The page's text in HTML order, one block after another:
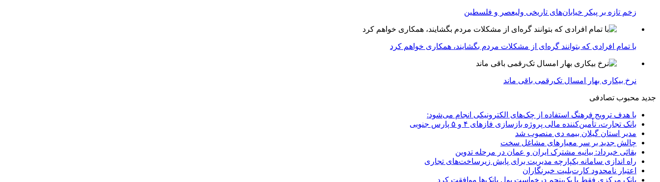
زخم تازه بر پیکر خیابان‌های تاریخی ولیعصر و فلسطین
با تمام افرادی که بتوانند گره‌ای از مشکلات مردم بگشایند، همکاری خواهم کرد
نرخ بیکاری بهار امسال تک‌رقمی باقی ماند
جدید محبوب تصادفی
با هدف ترویج فرهنگ استفاده از چک‌های الکترونیکی انجام می‌شود:
بانک تجارت، تأمین‌کننده مالی پروژه بازسازی فازهای ۴ و ۵ پارس جنوبی
مدیر استان گیلان بیمه دی منصوب شد
چالش جدید بر سر معیارهای مشاغل سخت
بقائی خبرداد: بیانیه مشترک ایران و عمان در مرحله تدوین
راه اندازی سامانه یکپارچه مدیریت برای پایش زیرساخت‌های تجاری
اعتبار نامحدود کارت‌بلیت خبرنگاران
بانک مرکزی فقط با یک‌‎پنجم درخواست پول بانک‌ها موافقت کرد